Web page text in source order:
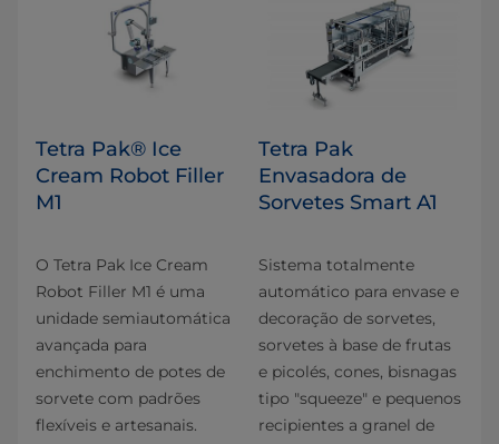
Tetra Pak® Ice
Cream Robot Filler
M1
O Tetra Pak Ice Cream
Robot Filler M1 é uma
unidade semiautomática
avançada para
enchimento de potes de
sorvete com padrões
flexíveis e artesanais.
Tetra Pak
Envasadora de
Sorvetes Smart A1
Sistema totalmente
automático para envase e
decoração de sorvetes,
sorvetes à base de frutas
e picolés, cones, bisnagas
tipo "squeeze" e pequenos
recipientes a granel de